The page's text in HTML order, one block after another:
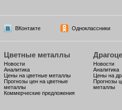
ВКонтакте Одноклассники
Цветные металлы
Новости
Аналитика
Цены на цветные металлы
Прогнозы цен на цветные
металлы
Коммерческие предложения
Новости
Аналитика
Цены на
Прогнозы
металлы